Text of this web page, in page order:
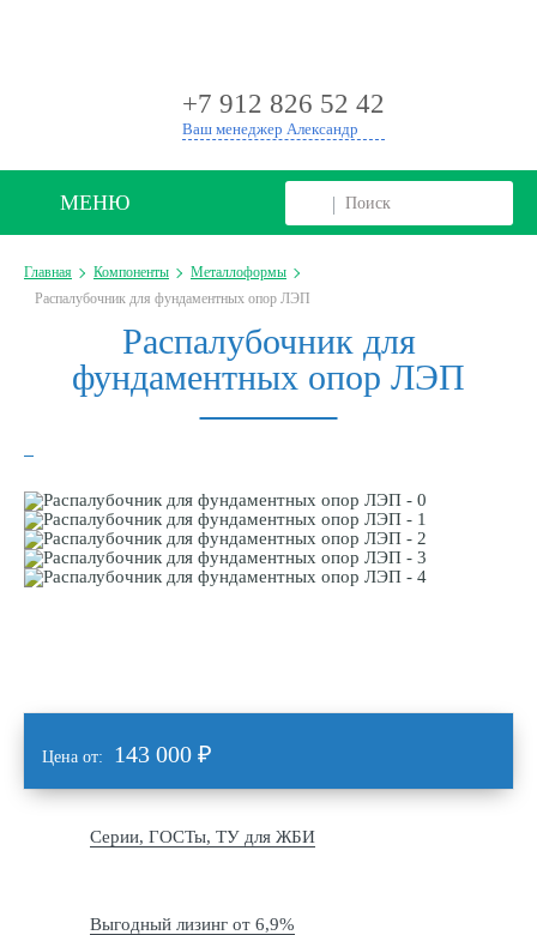
+7 912 826 52 42
Ваш менеджер Александр
МЕНЮ
Главная Компоненты
Металлоформы
Распалубочник для фундаментных опор ЛЭП
Распалубочник для
фундаментных опор ЛЭП
Цена от: 143 000 ₽
Серии, ГОСТы, ТУ для ЖБИ
Выгодный лизинг от 6,9%